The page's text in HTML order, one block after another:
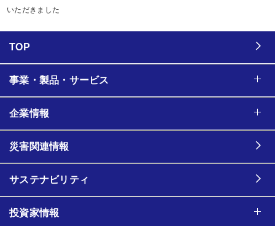
いただきました
TOP
事業・製品・サービス
企業情報
災害関連情報
サステナビリティ
投資家情報